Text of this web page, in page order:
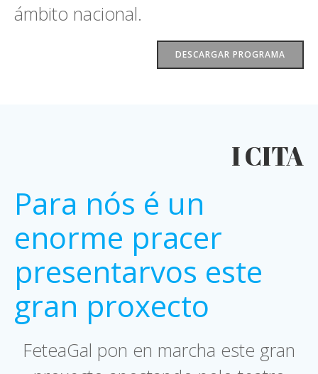
ámbito nacional.
DESCARGAR PROGRAMA
I CITA
Para nós é un
enorme pracer
presentarvos este
gran proxecto
FeteaGal pon en marcha este gran